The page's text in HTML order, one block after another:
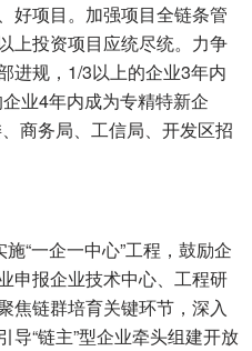
好项目。加强项目全链条管
上投资项目应统尽统。力争
进规，1/3以上的企业3年内
业4年内成为专精特新企
商务局、工信局、开发区招
“一企一中心”工程，鼓励企
申报企业技术中心、工程研
焦链群培育关键环节，深入
导“链主”型企业牵头组建开放